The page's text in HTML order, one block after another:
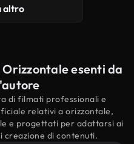
altro
esenti da
di filmati professionali e
relativi a orizzontale,
e progettati per adattarsi ai
creazione di contenuti.